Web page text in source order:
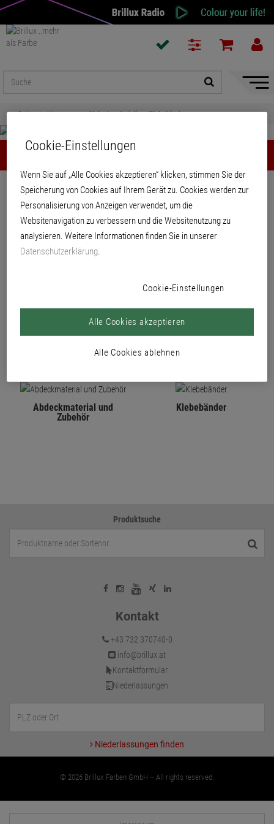
Brillux Werkzeuge Abdeckmaterialien, Klebebänder
Abdeckmaterialien, Klebebänder
Teilen
Abdeckmaterialien, Klebebänder
PRODUKTE
Abdeckmaterial und
Zubehör
Klebebänder
Produktsuche
Kontakt
+43 732 370740-0
info@brillux.at
Kontaktformular
Niederlassungen
Niederlassungen finden
© 2026 Brillux Farben GmbH – All rights reserved.
Cookie-Einstellungen
Wenn Sie auf „Alle Cookies akzeptieren“ klicken, stimmen Sie der
Speicherung von Cookies auf Ihrem Gerät zu. Cookies werden zur
Personalisierung von Anzeigen verwendet, um die
Websitenavigation zu verbessern und die Websitenutzung zu
analysieren. Weitere Informationen finden Sie in unserer
Datenschutzerklärung.
Cookie-Einstellungen
Alle Cookies ablehnen
Alle Cookies akzeptieren